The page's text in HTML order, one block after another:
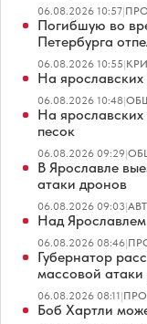
06.08.2026 10:57|
Погибшую во
Петербурга
06.08.2026 10:55|
На
06.08.2026 10:48|
На
песок
06.08.2026 09:29|
В Ярославле
атаки дронов
06.08.2026 09:03|
Над
06.08.2026 08:46|
Губернатор
массовой
06.08.2026 08:11|
Боб Хартли